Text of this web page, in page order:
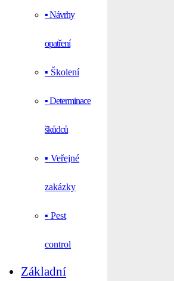
▪ Návrhy
opatření
▪ Školení
▪ Determinace
škůdců
▪ Veřejné
zakázky
▪ Pest
control
Základní